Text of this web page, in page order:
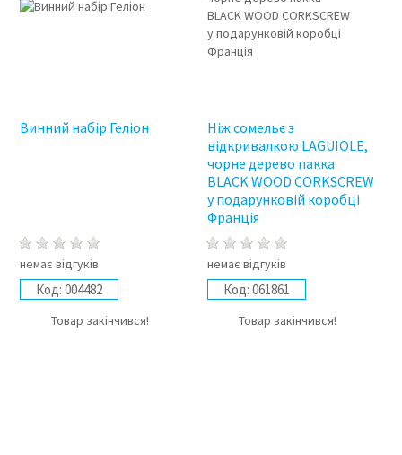
Винний набір Геліон
немає відгуків
Код: 004482
Товар закінчився!
Ніж сомельє з
відкривалкою LAGUIOLE,
чорне дерево пакка
BLACK WOOD CORKSCREW
у подарунковій коробці
Франція
немає відгуків
Код: 061861
Товар закінчився!